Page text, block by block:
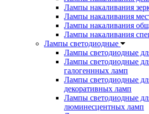
Лампы накаливания
Лампы накаливания
Лампы накаливания
Лампы накаливания
Лампы светодиодные
Лампы светодиодные
Лампы светодиодные
галогеннных ламп
Лампы светодиодные
декоративных ламп
Лампы светодиодные
люминесцентных ламп